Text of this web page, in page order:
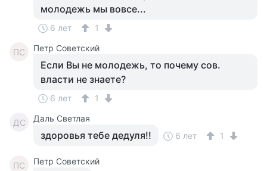
молодежь мы вовсе...
6 лет 1
ПС Петр Советский
Если Вы не молодежь, то почему сов.
власти не знаете?
6 лет 1
ДС Даль Светлая
здоровья тебе дедуля!! 6 лет 1
ПС Петр Советский